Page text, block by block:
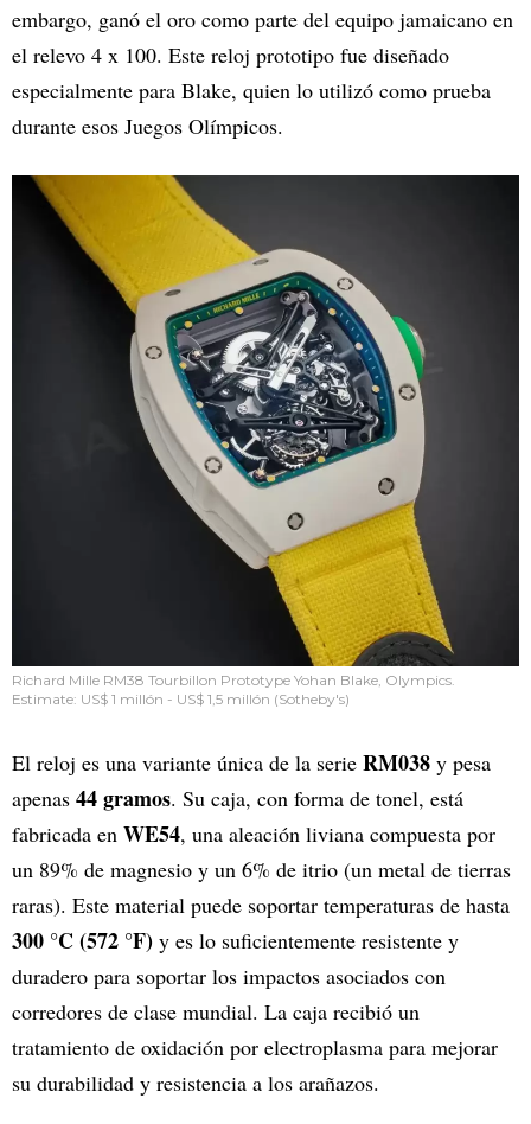
embargo, ganó el oro como parte del equipo jamaicano en
el relevo 4 x 100. Este reloj prototipo fue diseñado
especialmente para Blake, quien lo utilizó como prueba
durante esos Juegos Olímpicos.
Richard Mille RM38 Tourbillon Prototype Yohan Blake, Olympics.
Estimate: US$ 1 millón - US$ 1,5 millón (Sotheby's)
El reloj es una variante única de la serie RM038 y pesa
apenas 44 gramos. Su caja, con forma de tonel, está
fabricada en WE54, una aleación liviana compuesta por
un 89% de magnesio y un 6% de itrio (un metal de tierras
raras). Este material puede soportar temperaturas de hasta
300 °C (572 °F) y es lo suficientemente resistente y
duradero para soportar los impactos asociados con
corredores de clase mundial. La caja recibió un
tratamiento de oxidación por electroplasma para mejorar
su durabilidad y resistencia a los arañazos.